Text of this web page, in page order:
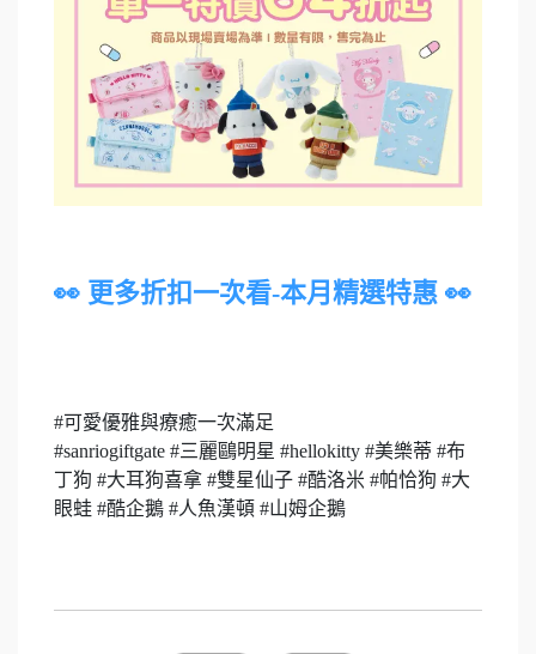
👀 更多折扣一次看-本月精選特惠 👀
#可愛優雅與療癒一次滿足
#sanriogiftgate #三麗鷗明星 #hellokitty #美樂蒂 #布
丁狗 #大耳狗喜拿 #雙星仙子 #酷洛米 #帕恰狗 #大
眼蛙 #酷企鵝 #人魚漢頓 #山姆企鵝